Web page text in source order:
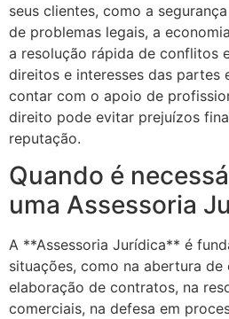
seus clientes, como a
de problemas legais, a
a resolução rápida de conflitos
direitos e interesses das partes
contar com o apoio de
direito pode evitar prejuízos
reputação.
Quando é
uma Assessoria
A **Assessoria Jurídica** é
situações, como na abertura de
elaboração de contratos, na
comerciais, na defesa em